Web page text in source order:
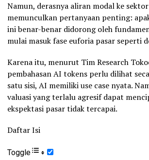
Namun, derasnya aliran modal ke
memunculkan pertanyaan penting:
ini benar-benar didorong oleh
mulai masuk fase euforia pasar seperti
Karena itu, menurut Tim Research
pembahasan AI tokens perlu dilihat
satu sisi, AI memiliki use case nyata.
valuasi yang terlalu agresif dapat
ekspektasi pasar tidak tercapai.
Daftar Isi
Toggle